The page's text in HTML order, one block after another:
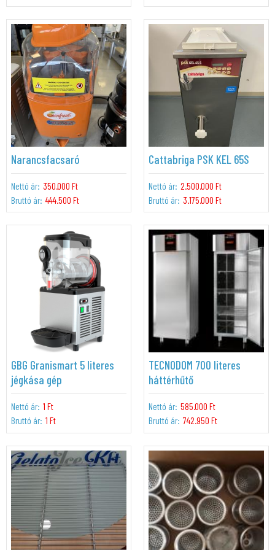
Narancsfacsaró
Nettó ár: 350.000 Ft
Bruttó ár: 444.500 Ft
Cattabriga PSK KEL 65S
Nettó ár: 2.500.000 Ft
Bruttó ár: 3.175.000 Ft
GBG Granismart 5 literes
jégkása gép
Nettó ár: 1 Ft
Bruttó ár: 1 Ft
TECNODOM 700 literes
háttérhűtő
Nettó ár: 585.000 Ft
Bruttó ár: 742.950 Ft